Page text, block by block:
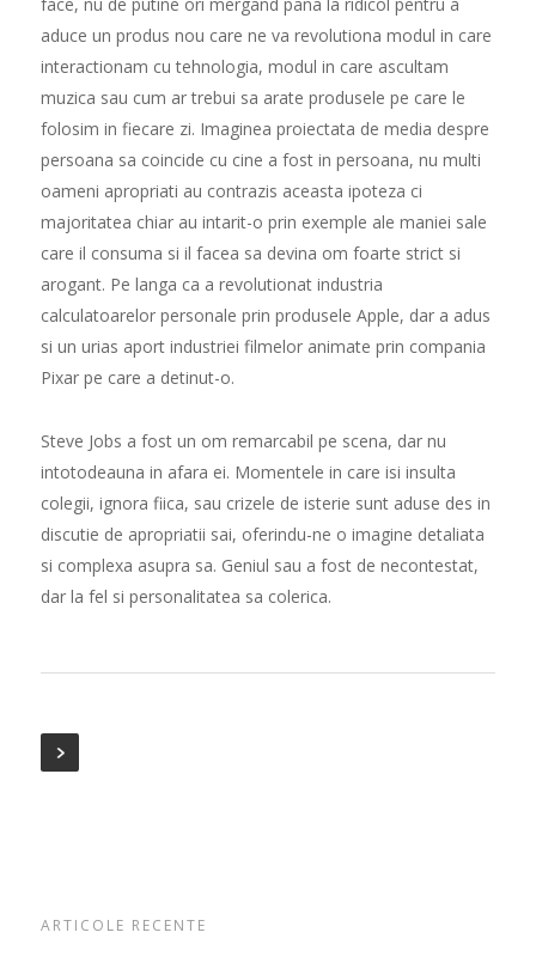
aduce un produs nou care ne va revolutiona modul in care
interactionam cu tehnologia, modul in care ascultam
muzica sau cum ar trebui sa arate produsele pe care le
folosim in fiecare zi. Imaginea proiectata de media despre
persoana sa coincide cu cine a fost in persoana, nu multi
oameni apropriati au contrazis aceasta ipoteza ci
majoritatea chiar au intarit-o prin exemple ale maniei sale
care il consuma si il facea sa devina om foarte strict si
arogant. Pe langa ca a revolutionat industria
calculatoarelor personale prin produsele Apple, dar a adus
si un urias aport industriei filmelor animate prin compania
Pixar pe care a detinut-o.
Steve Jobs a fost un om remarcabil pe scena, dar nu
intotodeauna in afara ei. Momentele in care isi insulta
colegii, ignora fiica, sau crizele de isterie sunt aduse des in
discutie de apropriatii sai, oferindu-ne o imagine detaliata
si complexa asupra sa. Geniul sau a fost de necontestat,
dar la fel si personalitatea sa colerica.
ARTICOLE RECENTE